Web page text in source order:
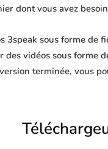
dont vous avez
3speak sous forme
des vidéos sous forme
terminée, vous